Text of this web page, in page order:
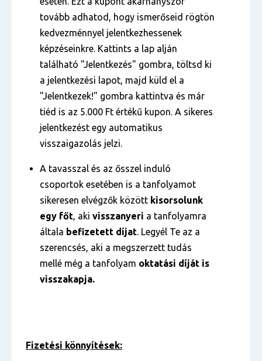
tovább adhatod, hogy ismerőseid rögtön
kedvezménnyel jelentkezhessenek
képzéseinkre. Kattints a lap alján
található "Jelentkezés" gombra, töltsd ki
a jelentkezési lapot, majd küld el a
"Jelentkezek!" gombra kattintva és már
tiéd is az 5.000 Ft értékű kupon. A sikeres
jelentkezést egy automatikus
visszaigazolás jelzi.
A tavasszal és az ősszel induló
csoportok esetében is a tanfolyamot
sikeresen elvégzők között kisorsolunk
egy főt, aki visszanyeri a tanfolyamra
általa befizetett díjat. Legyél Te az a
szerencsés, aki a megszerzett tudás
mellé még a tanfolyam oktatási díját is
visszakapja.
Fizetési könnyítések: